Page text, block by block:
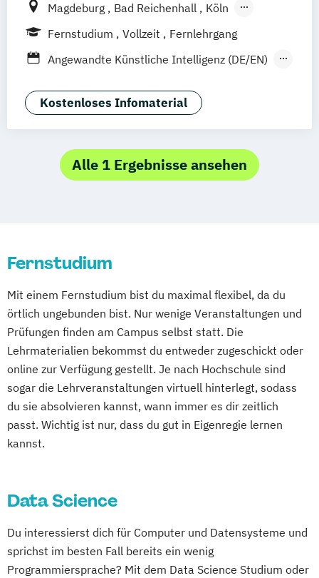
Magdeburg Bad Reichenhall
Köln
Rostock
Freiburg
Kiel
Aachen Basel Bielefeld Deggendorf
Karlsruhe Kassel Oberhausen
Offenbach Saarbrücken Neu-Ulm
Innsbruck Wien Zürich Augsburg
Freising Friedrichshafen Klagenfurt
Münster
Trier Würzburg Chemnitz
Fernstudium Vollzeit
Fernlehrgang
Angewandte Künstliche Intelligenz (DE/EN)
Business Intelligence
Business Intelligence (DE/EN)
Data Management (DE/EN)
Data Science (DE/EN)
IT-Betriebswirt/in
(DE/EN)
Softwareentwicklung (DE/EN)
Wirtschaftsinformatik (DE/EN)
Kostenloses Infomaterial
Alle 1 Ergebnisse ansehen
Fernstudium
Mit einem Fernstudium bist du maximal flexibel, da du
örtlich ungebunden bist. Nur wenige Veranstaltungen und
Prüfungen finden am Campus selbst statt. Die
Lehrmaterialien bekommst du entweder zugeschickt oder
online zur Verfügung gestellt. Je nach Hochschule sind
sogar die Lehrveranstaltungen virtuell hinterlegt, sodass
du sie absolvieren kannst, wann immer es dir zeitlich
passt. Wichtig ist nur, dass du gut in Eigenregie lernen
kannst.
Data Science
Du interessierst dich für Computer und Datensysteme und
sprichst im besten Fall bereits ein wenig
Programmiersprache? Mit dem Data Science Studium oder